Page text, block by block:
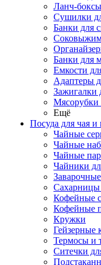
Ланч-
Сушилки
Банки для
Банки для
Емкости
Адаптеры
Зажигалки
Мясорубки
Ещё
Посуда для чая и
Чайные
Чайные
Чайные
Чайники
Кофейные
Кофейные
Кружки
Гейзерные
Термосы и
Ситечки